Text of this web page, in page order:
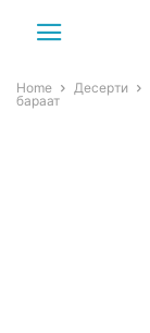
Home Десерти
бараат